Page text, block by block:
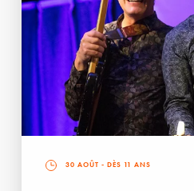
30 AOÛT - DÈS 11 ANS